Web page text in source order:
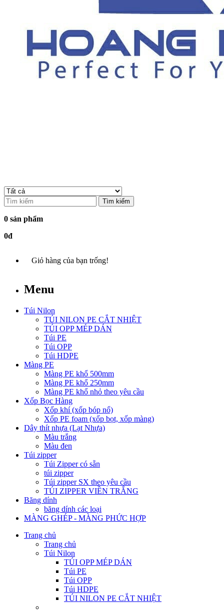
Tìm kiếm
0 sản phẩm
0đ
Giỏ hàng của bạn trống!
Menu
Túi Nilon
TÚI NILON PE CẮT NHIỆT
TÚI OPP MÉP DÁN
Túi PE
Túi OPP
Túi HDPE
Màng PE
Màng PE khổ 500mm
Màng PE khổ 250mm
Màng PE khổ nhỏ theo yêu cầu
Xốp Bọc Hàng
Xốp khí (xốp bóp nổ)
Xốp PE foam (xốp bọt, xốp màng)
Dây thít nhựa (Lạt Nhựa)
Màu trắng
Màu đen
Túi zipper
Túi Zipper có sẵn
túi zipper
Túi zipper SX theo yêu cầu
TÚI ZIPPER VIỀN TRẮNG
Băng dính
băng dính các loại
MÀNG GHÉP - MÀNG PHỨC HỢP
Trang chủ
Trang chủ
Túi Nilon
TÚI OPP MÉP DÁN
Túi PE
Túi OPP
Túi HDPE
TÚI NILON PE CẮT NHIỆT